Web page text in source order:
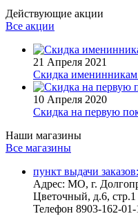
Действующие акции
Все акции
21 Апреля 2021
Скидка
10 Апреля 2020
Скидка на первую
Наши магазины
Все магазины
пункт выдачи
Адрес: МО, г.
Цветочный, д.6, стр.1
Телефон 8903-162-01-